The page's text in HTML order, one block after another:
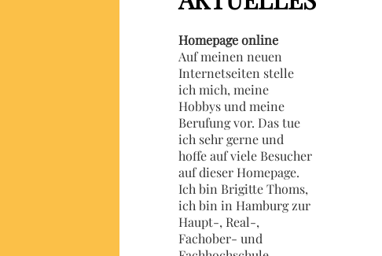
Homepage online
Auf meinen neuen
Internetseiten stelle
ich mich, meine
Hobbys und meine
Berufung vor. Das tue
ich sehr gerne und
hoffe auf viele Besucher
auf dieser Homepage.
Ich bin Brigitte Thoms,
ich bin in Hamburg zur
Haupt-, Real-,
Fachober- und